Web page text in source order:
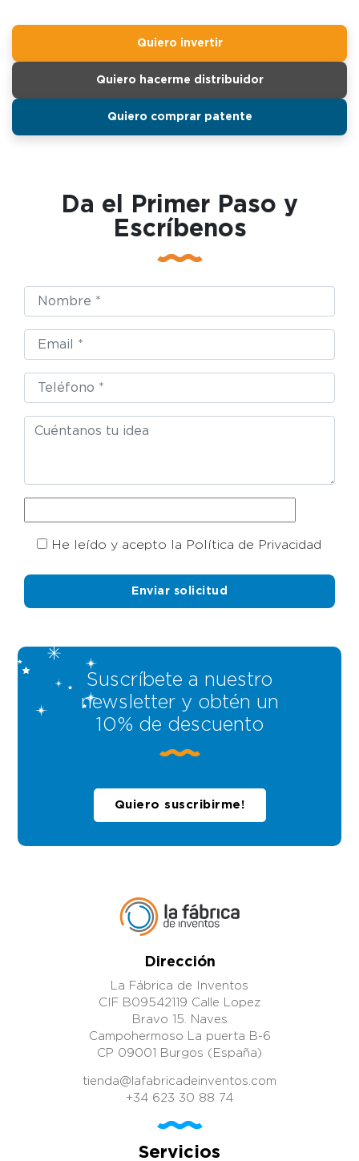
Quiero invertir
Quiero hacerme distribuidor
Quiero comprar patente
Da el Primer Paso y
Escríbenos
He leído y acepto la Política de Privacidad
Suscríbete a nuestro
newsletter y obtén un
10% de descuento
Quiero suscribirme!
Dirección
La Fábrica de Inventos
CIF B09542119 Calle Lopez
Bravo 15. Naves
Campohermoso La puerta B-6
CP 09001 Burgos (España)
tienda@lafabricadeinventos.com
+34 623 30 88 74
Servicios